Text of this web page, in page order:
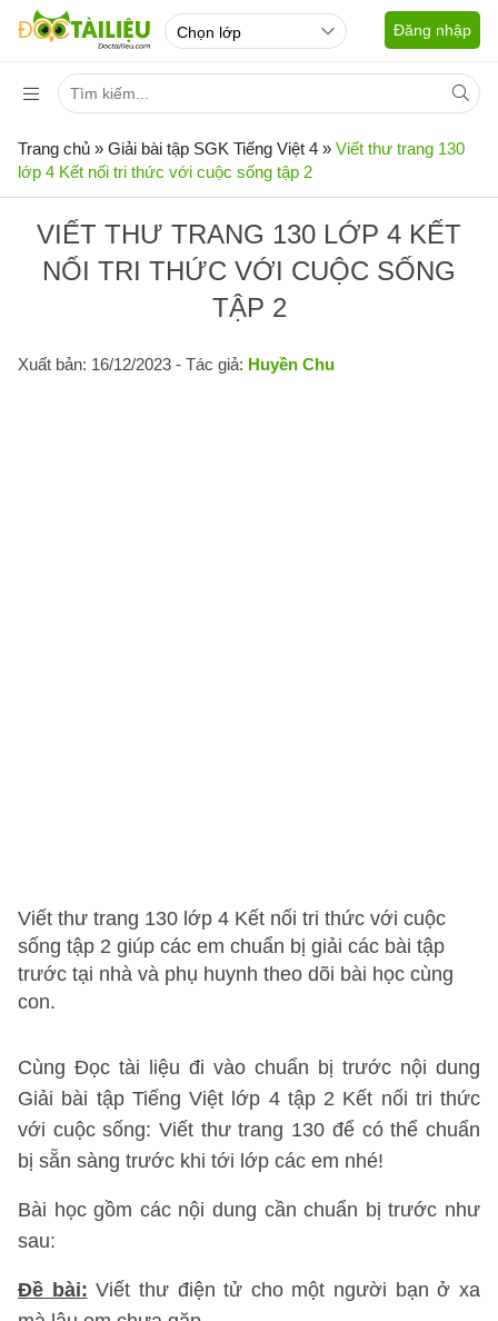
Đăng nhập
Trang chủ » Giải bài tập SGK Tiếng Việt 4 » Viết thư trang 130
lớp 4 Kết nối tri thức với cuộc sống tập 2
VIẾT THƯ TRANG 130 LỚP 4 KẾT
NỐI TRI THỨC VỚI CUỘC SỐNG
TẬP 2
Xuất bản: 16/12/2023 - Tác giả: Huyền Chu
Viết thư trang 130 lớp 4 Kết nối tri thức với cuộc
sống tập 2 giúp các em chuẩn bị giải các bài tập
trước tại nhà và phụ huynh theo dõi bài học cùng
con.
Cùng Đọc tài liệu đi vào chuẩn bị trước nội dung
Giải bài tập Tiếng Việt lớp 4 tập 2 Kết nối tri thức
với cuộc sống: Viết thư trang 130 để có thể chuẩn
bị sẵn sàng trước khi tới lớp các em nhé!
Bài học gồm các nội dung cần chuẩn bị trước như
sau:
Đề bài: Viết thư điện tử cho một người bạn ở xa